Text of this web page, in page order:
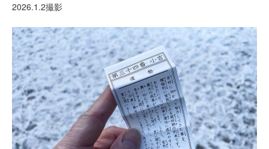
2026.1.2撮影